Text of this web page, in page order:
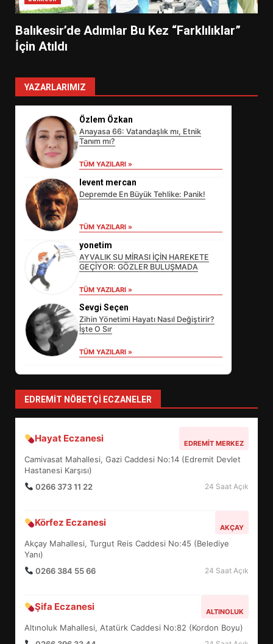
Balıkesir’de Adımlar Bu Kez “Farklılıklar”
İçin Atıldı
YAZARLARIMIZ
Özlem Özkan
Anayasa 66: Vatandaşlık mı, Etnik
Tanım mı?
TÜM YAZILARI »
levent mercan
Depremde En Büyük Tehlike: Panik!
TÜM YAZILARI »
yonetim
AYVALIK SU MİRASI İÇİN HAREKETE
GEÇİYOR: GÖZLER BULUŞMADA
TÜM YAZILARI »
Sevgi Seçen
Zihin Yönetimi Hayatı Nasıl Değiştirir?
İşte O Sır
TÜM YAZILARI »
EDREMIT NÖBETÇI ECZANELER
Hayat Eczanesi EDREMIT MERKEZ
Camivasat Mahallesi, Gazi Caddesi No:14 (Edremit Devlet
Hastanesi Karşısı)
0266 373 11 22
24 Saat Açık
Körfez Eczanesi AKÇAY
Akçay Mahallesi, Turgut Reis Caddesi No:45 (Belediye
Yanı)
0266 384 55 66
24 Saat Açık
Şifa Eczanesi ALTINOLUK
Altınoluk Mahallesi, Atatürk Caddesi No:82 (Kordon Boyu)
3
SÜRDÜRÜLEBİLİRLİKTE NE
DEĞİŞECEK?
4
5
BALIKESİR MÜZELERİNDE SÜRE
UZATILDI: NE DEĞİŞTİ?
6
TURNUVASI KAYITLARI NEYİ
7
YENİ YÖNETİM NASIL
ŞEKİLLENDİ?